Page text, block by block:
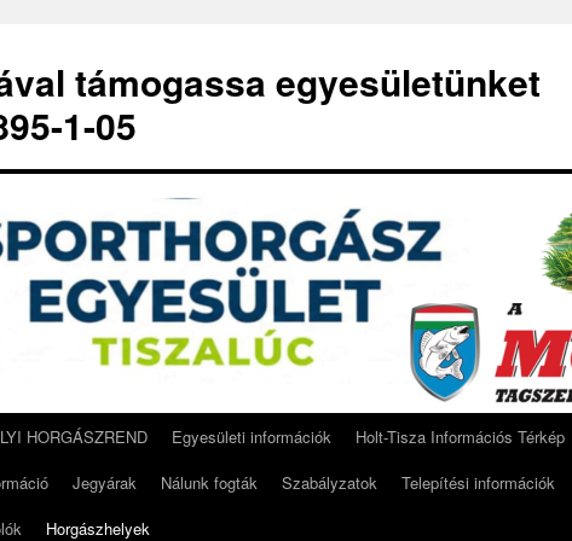
támogassa egyesületünket
1-05
HORGÁSZREND Egyesületi információk Holt-Tisza Információs Térkép
Jegyárak Nálunk fogták Szabályzatok Telepítési információk
Horgászhelyek